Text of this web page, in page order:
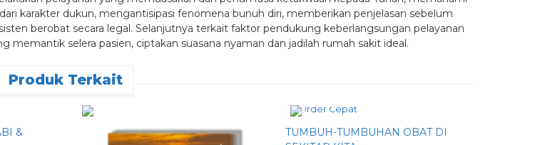
karakter dukun, mengantisipasi fenomena bunuh diri, memberikan penjelasan sebelum
berobat secara legal. Selanjutnya terkait faktor pendukung keberlangsungan pelayanan
memantik selera pasien, ciptakan suasana nyaman dan jadilah rumah sakit ideal.
Produk Terkait
&
Order Cepat
TUMBUH-TUMBUHAN OBAT DI